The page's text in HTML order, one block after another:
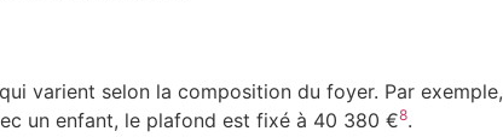
varient selon la composition du foyer. Par
un enfant, le plafond est fixé à 40 380 €8.